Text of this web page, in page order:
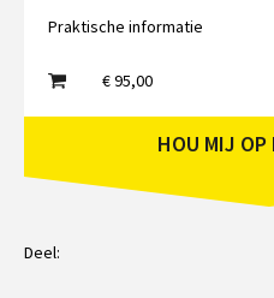
Praktische informatie
€ 95,00
HOU MIJ OP
Deel: